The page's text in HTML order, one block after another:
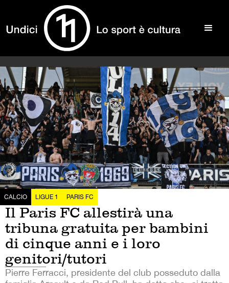
CALCIO LIGUE 1 PARIS FC
Il Paris FC allestirà una
tribuna gratuita per bambini
di cinque anni e i loro
genitori/tutori
Pierre Ferracci, presidente del club posseduto dalla